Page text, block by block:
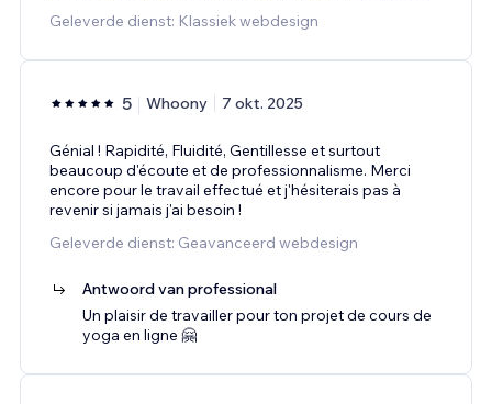
Geleverde dienst: Klassiek webdesign
5 Whoony 7 okt. 2025
Génial ! Rapidité, Fluidité, Gentillesse et surtout
beaucoup d'écoute et de professionnalisme. Merci
encore pour le travail effectué et j'hésiterais pas à
revenir si jamais j'ai besoin !
Geleverde dienst: Geavanceerd webdesign
Antwoord van professional
Un plaisir de travailler pour ton projet de cours de
yoga en ligne 🤗